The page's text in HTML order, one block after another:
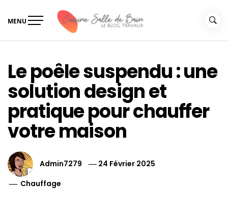
MENU
Le poêle suspendu : une
solution design et
pratique pour chauffer
votre maison
Admin7279
24 Février 2025
Chauffage